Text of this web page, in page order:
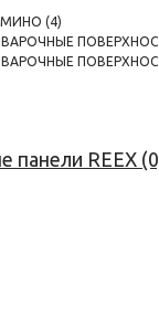
(4)
панели REEX